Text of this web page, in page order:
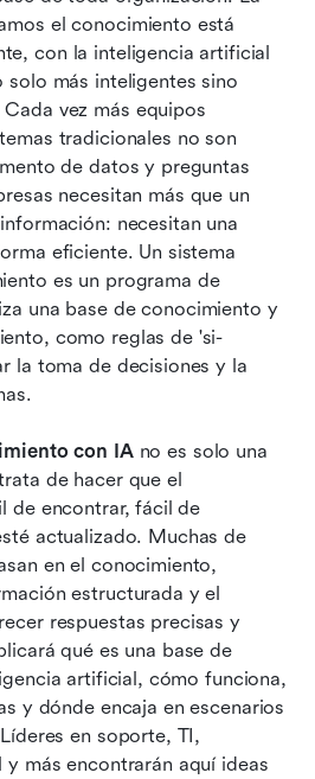
el conocimiento está
con la inteligencia artificial
solo más inteligentes sino
vez más equipos
tradicionales no son
de datos y preguntas
necesitan más que un
necesitan una
eficiente. Un sistema
es un programa de
una base de conocimiento y
como reglas de 'si-
la toma de decisiones y la
con IA no es solo una
de hacer que el
de encontrar, fácil de
actualizado. Muchas de
en el conocimiento,
estructurada y el
respuestas precisas y
qué es una base de
artificial, cómo funciona,
y dónde encaja en escenarios
en soporte, TI,
más encontrarán aquí ideas
que potencian tu
en inteligencia artificial
maximizar su base de
artificial